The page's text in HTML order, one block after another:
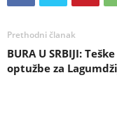
Prethodni članak
BURA U SRBIJI: Teške
optužbe za